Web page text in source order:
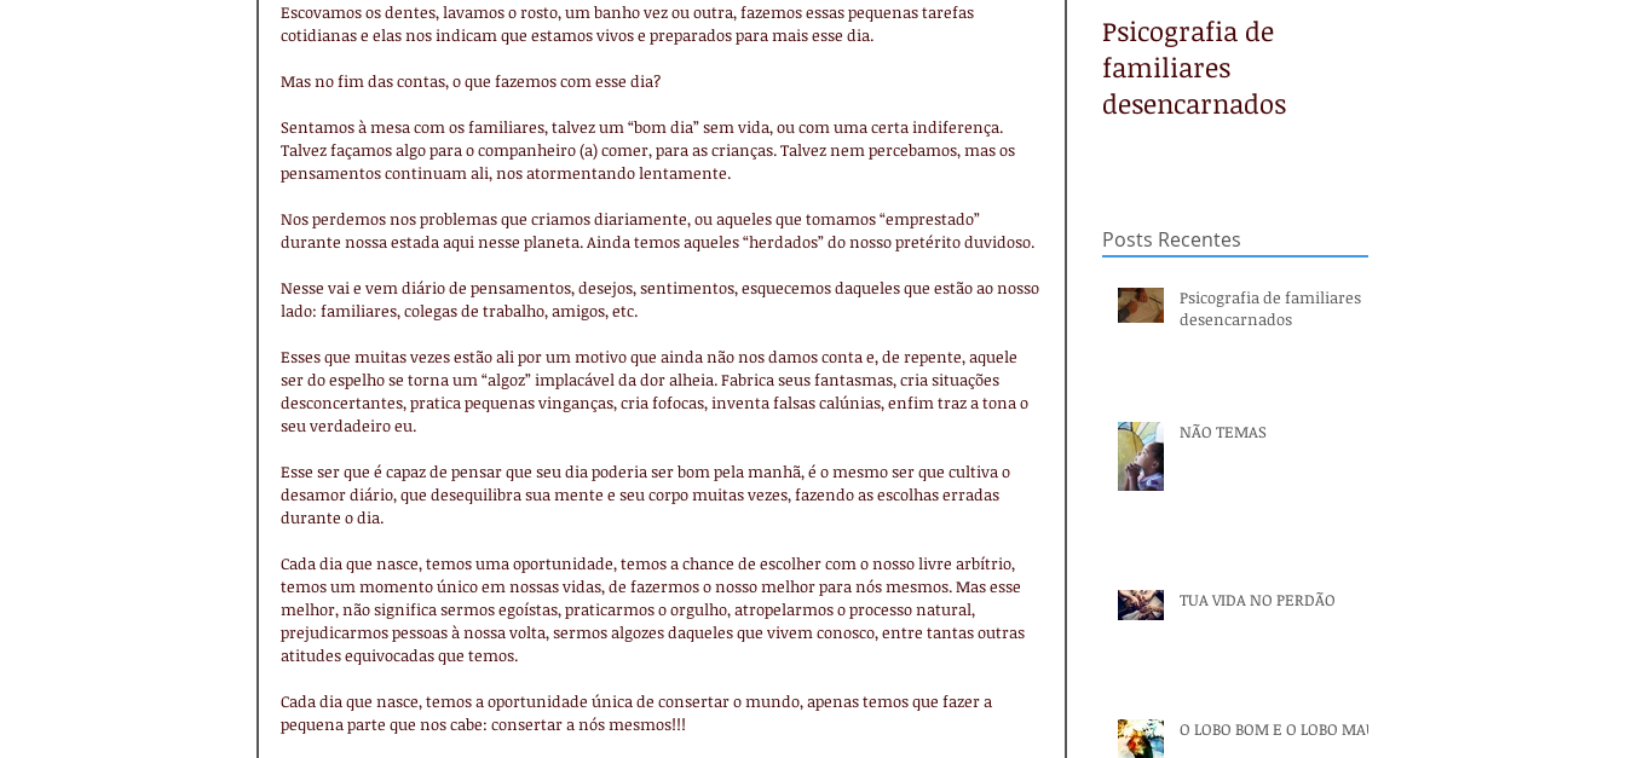
Escovamos os dentes, lavamos o rosto, um banho vez ou outra, fazemos essas pequenas tarefas
cotidianas e elas nos indicam que estamos vivos e preparados para mais esse dia.
Mas no fim das contas, o que fazemos com esse dia?
Sentamos à mesa com os familiares, talvez um “bom dia” sem vida, ou com uma certa indiferença.
Talvez façamos algo para o companheiro (a) comer, para as crianças. Talvez nem percebamos, mas os
pensamentos continuam ali, nos atormentando lentamente.
Nos perdemos nos problemas que criamos diariamente, ou aqueles que tomamos “emprestado”
durante nossa estada aqui nesse planeta. Ainda temos aqueles “herdados” do nosso pretérito duvidoso.
Nesse vai e vem diário de pensamentos, desejos, sentimentos, esquecemos daqueles que estão ao nosso
lado: familiares, colegas de trabalho, amigos, etc.
Esses que muitas vezes estão ali por um motivo que ainda não nos damos conta e, de repente, aquele
ser do espelho se torna um “algoz” implacável da dor alheia. Fabrica seus fantasmas, cria situações
desconcertantes, pratica pequenas vinganças, cria fofocas, inventa falsas calúnias, enfim traz a tona o
seu verdadeiro eu.
Esse ser que é capaz de pensar que seu dia poderia ser bom pela manhã, é o mesmo ser que cultiva o
desamor diário, que desequilibra sua mente e seu corpo muitas vezes, fazendo as escolhas erradas
durante o dia.
Cada dia que nasce, temos uma oportunidade, temos a chance de escolher com o nosso livre arbítrio,
temos um momento único em nossas vidas, de fazermos o nosso melhor para nós mesmos. Mas esse
melhor, não significa sermos egoístas, praticarmos o orgulho, atropelarmos o processo natural,
prejudicarmos pessoas à nossa volta, sermos algozes daqueles que vivem conosco, entre tantas outras
atitudes equivocadas que temos.
Cada dia que nasce, temos a oportunidade única de consertar o mundo, apenas temos que fazer a
pequena parte que nos cabe: consertar a nós mesmos!!!
Psicografia de
familiares
desencarnados
Posts Recentes
Psicografia de familiares
desencarnados
NÃO TEMAS
TUA VIDA NO PERDÃO
O LOBO BOM E O LOBO MAU